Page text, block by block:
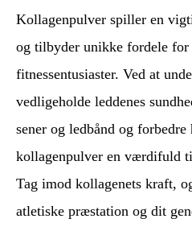
Kollagenpulver spiller en
og tilbyder unikke fordele for
fitnessentusiaster. Ved at
vedligeholde leddenes
sener og ledbånd og
kollagenpulver en værdifuld
Tag imod kollagenets kraft,
atletiske præstation og dit